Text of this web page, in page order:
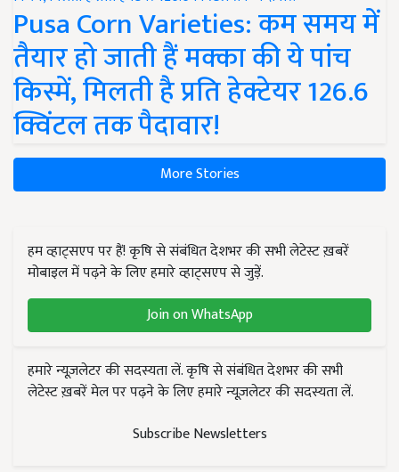
Pusa Corn Varieties: कम समय में
तैयार हो जाती हैं मक्का की ये पांच
किस्में, मिलती है प्रति हेक्टेयर 126.6
क्विंटल तक पैदावार!
More Stories
हम व्हाट्सएप पर हैं! कृषि से संबंधित देशभर की सभी लेटेस्ट ख़बरें
मोबाइल में पढ़ने के लिए हमारे व्हाट्सएप से जुड़ें.
Join on WhatsApp
हमारे न्यूज़लेटर की सदस्यता लें. कृषि से संबंधित देशभर की सभी
लेटेस्ट ख़बरें मेल पर पढ़ने के लिए हमारे न्यूज़लेटर की सदस्यता लें.
Subscribe Newsletters